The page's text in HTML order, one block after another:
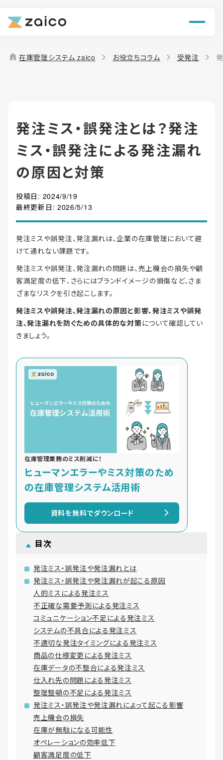
機能
解決できる課題
導入事例
お役立ち情報
home 在庫管理システム zaico お役立ちコラム 受発注
発注ミス・誤発注とは？発注
ミス・誤発注による発注漏れ
の原因と対策
投稿日: 2024/9/19
最終更新日: 2026/5/13
発注ミスや誤発注、発注漏れは、企業の在庫管理において避
けて通れない課題です。
発注ミスや誤発注、発注漏れの問題は、売上機会の損失や顧
客満足度の低下、さらにはブランドイメージの損傷など、さま
ざまなリスクを引き起こします。
発注ミスや誤発注、発注漏れの原因と影響、発注ミスや誤発
注、発注漏れを防ぐための具体的な対策について確認してい
きましょう。
在庫管理業務のミス削減に！
ヒューマンエラーやミス対策のため
の在庫管理システム活用術
資料を無料でダウンロード
目次
発注ミス・誤発注や発注漏れとは
発注ミス・誤発注や発注漏れが起こる原因
人的ミスによる発注ミス
不正確な需要予測による発注ミス
コミュニケーション不足による発注ミス
システムの不具合による発注ミス
不適切な発注タイミングによる発注ミス
商品の仕様変更による発注ミス
在庫データの不整合による発注ミス
仕入れ先の問題による発注ミス
整理整頓の不足による発注ミス
発注ミス・誤発注や発注漏れによって起こる影響
売上機会の損失
在庫が無駄になる可能性
オペレーションの効率低下
顧客満足度の低下